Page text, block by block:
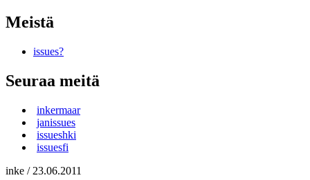
Meistä
issues?
Seuraa meitä
inkermaar
janissues
issueshki
issuesfi
inke / 23.06.2011